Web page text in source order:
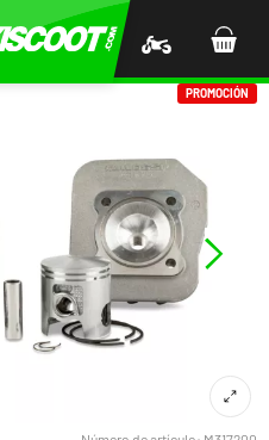
PROMOCIÓN